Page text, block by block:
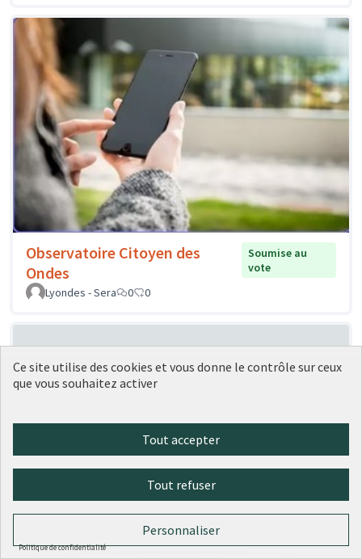
Observatoire Citoyen des
Ondes
Soumise au
vote
Lyondes - Sera
0 0
Ombrager l'école Germaine Tillion
Soumise au
Ce site utilise des cookies et vous donne le contrôle sur ceux
que vous souhaitez activer
Tout accepter
Tout refuser
Personnaliser
Politique de confidentialité